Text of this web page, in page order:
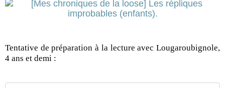
Tentative de préparation à la lecture avec Lougaroubignole,
4 ans et demi :